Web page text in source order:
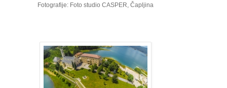
Fotografije: Foto studio CASPER, Čapljina